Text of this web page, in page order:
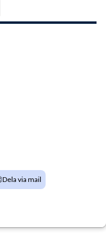
Dela via mail